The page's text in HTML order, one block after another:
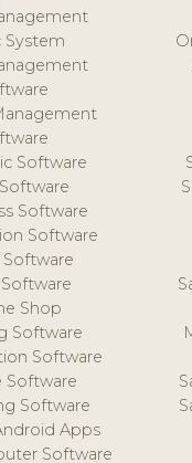
System
Software
Software
Software
Software
Shop
Software
Software
Software
Software
Apps
Software